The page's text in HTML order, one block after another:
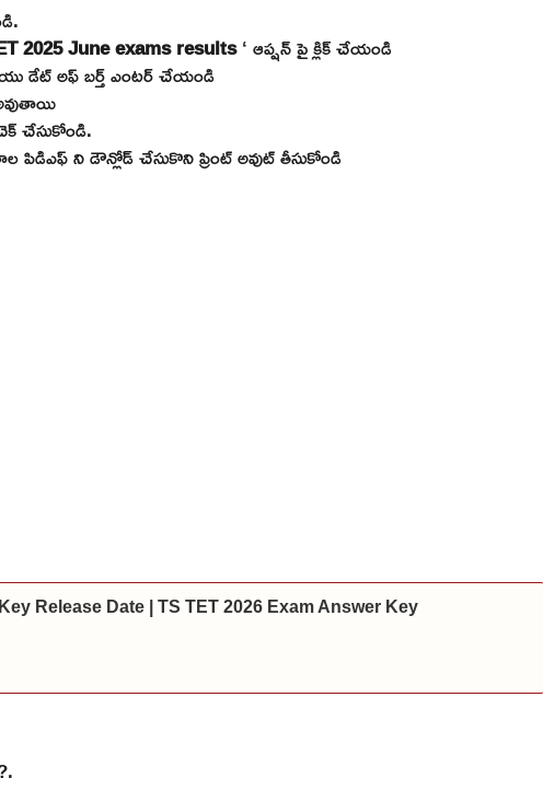
2025 June exams results‘ ఆప్షన్ పై క్లిక్ చేయండి
డేట్ అఫ్ బర్త్ ఎంటర్ చేయండి
చేసుకోండి.
ని డౌన్లోడ్ చేసుకొని ప్రింట్ అవుట్ తీసుకోండి
Release Date | TS TET 2026 Exam Answer Key